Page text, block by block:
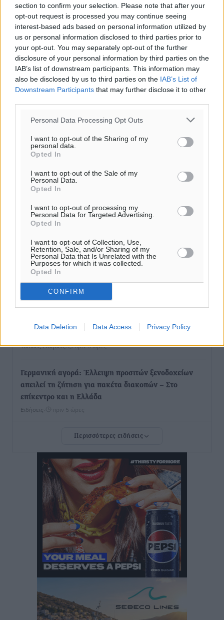
section to confirm your selection. Please note that after your
opt-out request is processed you may continue seeing
interest-based ads based on personal information utilized by
us or personal information disclosed to third parties prior to
your opt-out. You may separately opt-out of the further
disclosure of your personal information by third parties on the
IAB’s list of downstream participants. This information may
also be disclosed by us to third parties on the IAB’s List of
Downstream Participants that may further disclose it to other
Personal Data Processing Opt Outs
I want to opt-out of the Sharing of my
personal data.
Opted In
I want to opt-out of the Sale of my
Personal Data.
Opted In
I want to opt-out of processing my
Personal Data for Targeted Advertising.
Opted In
I want to opt-out of Collection, Use,
Retention, Sale, and/or Sharing of my
Personal Data that Is Unrelated with the
Purposes for which it was collected.
Opted In
CONFIRM
Data Deletion Data Access Privacy Policy
Ροή ειδήσεων
Η Meridiam ξεκλειδώνει τις έρευνες βυθού στη
Παρουσίαση βιβλίου του Α. Χατζημιχαήλ – Τιμητική
Πολιτιστικά• πριν 3 ώρες
Εγκρίθηκε η ηλεκτρική διασύνδεση Ρόδου και Κω
μέσω υποβρύχιων καλωδίων με την ηπειρωτική
Τοπικές Ειδήσεις• πριν 4 ώρες
Νέο ανακαινισμένο δημοτικό τουριστικό γραφείο
στην Πάτμο
Τοπικές Ειδήσεις• πριν 4 ώρες
Οι συναντήσεις που είχε κατά την επίσκεψη του στη
Τοπικές Ειδήσεις• πριν 5 ώρες
Γερμανική αγορά: Έλλειψη προσιτών ξενοδοχείων
απειλεί τη ζήτηση για πακέτα διακοπών – Στο
επίκεντρο και η Ελλάδα
Ειδήσεις πριν 5 ώρες
Νέο ξενοδοχείο στη Ρόδο για την H Hotels –
στην Κω
Τοπικές Ειδήσεις πριν 5 ώρες
Αυτοκίνητο μπήκε παράνομα σε μονόδρομο στο
Μαστιχάρι – Αναποδογύρισε όχημα με μητέρα και
5χρονο παιδί
Τοπικές Ειδήσεις• πριν 5 ώρες
“Η Ευρώπη αντιμετώπιζε το προσφυγικό σαν ταινία
τρόμου” – Η συγκλονιστική μαρτυρία της Χαρούλας
Γιασιράνη στον RV για τα γεγονότα που οδήγησαν στο
Σύμφωνο της Λέρου
Τοπικές Ειδήσεις • πριν 5 ώρες
Περισσότερες ειδήσεις